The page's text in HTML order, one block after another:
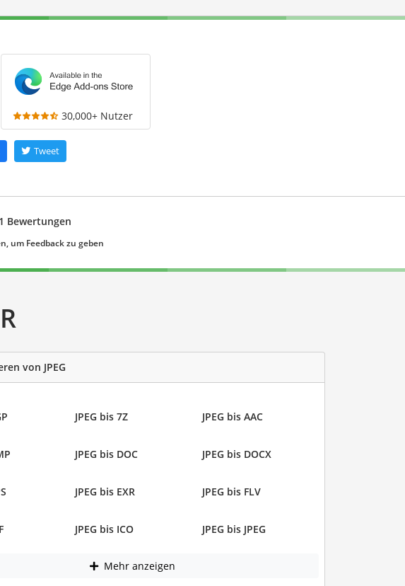
30,000+ Nutzer
Tweet
Bewertungen
um Feedback zu geben
von JPEG
JPEG bis 7Z JPEG bis AAC
JPEG bis DOC JPEG bis DOCX
JPEG bis EXR JPEG bis FLV
JPEG bis ICO JPEG bis JPEG
Mehr anzeigen